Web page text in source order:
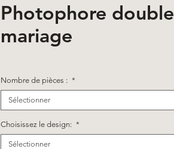
Photophore double
mariage
Nombre de pièces : *
Sélectionner
Choisissez le design: *
Sélectionner